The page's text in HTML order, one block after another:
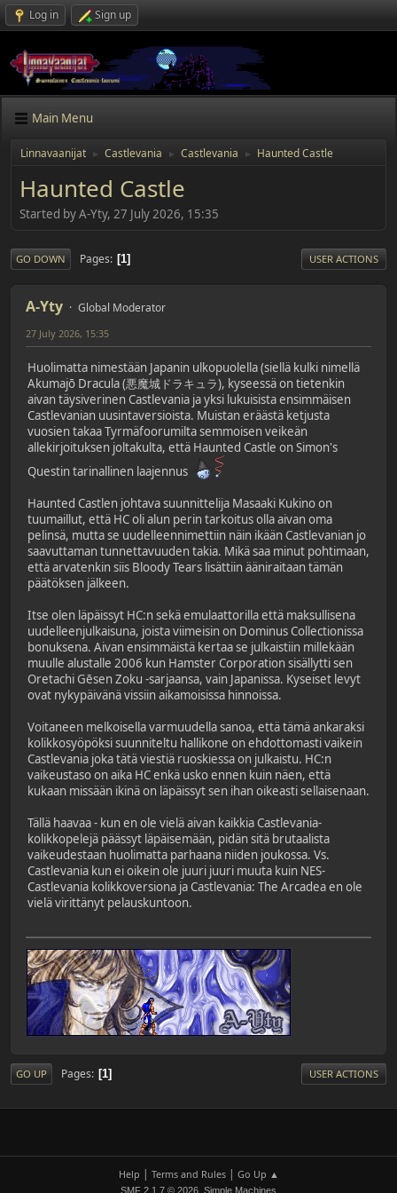
Log in Sign up
Main Menu
Linnavaanijat ► Castlevania ► Castlevania ► Haunted Castle
Haunted Castle
Started by A-Yty, 27 July 2026, 15:35
GO DOWN Pages 1 USER ACTIONS
A-Yty Global Moderator
27 July 2026, 15:35
Huolimatta nimestään Japanin ulkopuolella (siellä kulki nimellä
Akumajō Dracula (悪魔城ドラキュラ), kyseessä on tietenkin
aivan täysiverinen Castlevania ja yksi lukuisista ensimmäisen
Castlevanian uusintaversioista. Muistan eräästä ketjusta
vuosien takaa Tyrmäfoorumilta semmoisen veikeän
allekirjoituksen joltakulta, että Haunted Castle on Simon's
Questin tarinallinen laajennus
Haunted Castlen johtava suunnittelija Masaaki Kukino on
tuumaillut, että HC oli alun perin tarkoitus olla aivan oma
pelinsä, mutta se uudelleennimettiin näin ikään Castlevanian jo
saavuttaman tunnettavuuden takia. Mikä saa minut pohtimaan,
että arvatenkin siis Bloody Tears lisättiin ääniraitaan tämän
päätöksen jälkeen.
Itse olen läpäissyt HC:n sekä emulaattorilla että maksullisena
uudelleenjulkaisuna, joista viimeisin on Dominus Collectionissa
bonuksena. Aivan ensimmäistä kertaa se julkaistiin millekään
muulle alustalle 2006 kun Hamster Corporation sisällytti sen
Oretachi Gēsen Zoku -sarjaansa, vain Japanissa. Kyseiset levyt
ovat nykypäivänä vissiin aikamoisissa hinnoissa.
Voitaneen melkoisella varmuudella sanoa, että tämä ankaraksi
kolikkosyöpöksi suunniteltu hallikone on ehdottomasti vaikein
Castlevania joka tätä viestiä ruoskiessa on julkaistu. HC:n
vaikeustaso on aika HC enkä usko ennen kuin näen, että
kukaan missään ikinä on läpäissyt sen ihan oikeasti sellaisenaan.
Tällä haavaa - kun en ole vielä aivan kaikkia Castlevania-
kolikkopelejä päässyt läpäisemään, pidän sitä brutaalista
vaikeudestaan huolimatta parhaana niiden joukossa. Vs.
Castlevania kun ei oikein ole juuri juuri muuta kuin NES-
Castlevania kolikkoversiona ja Castlevania: The Arcadea en ole
vielä virittänyt pelauskuntoon.
GO UP Pages 1 USER ACTIONS
Help Terms and Rules| Go Up ▲
SMF 2.1.7 © 2026 Simple Machines